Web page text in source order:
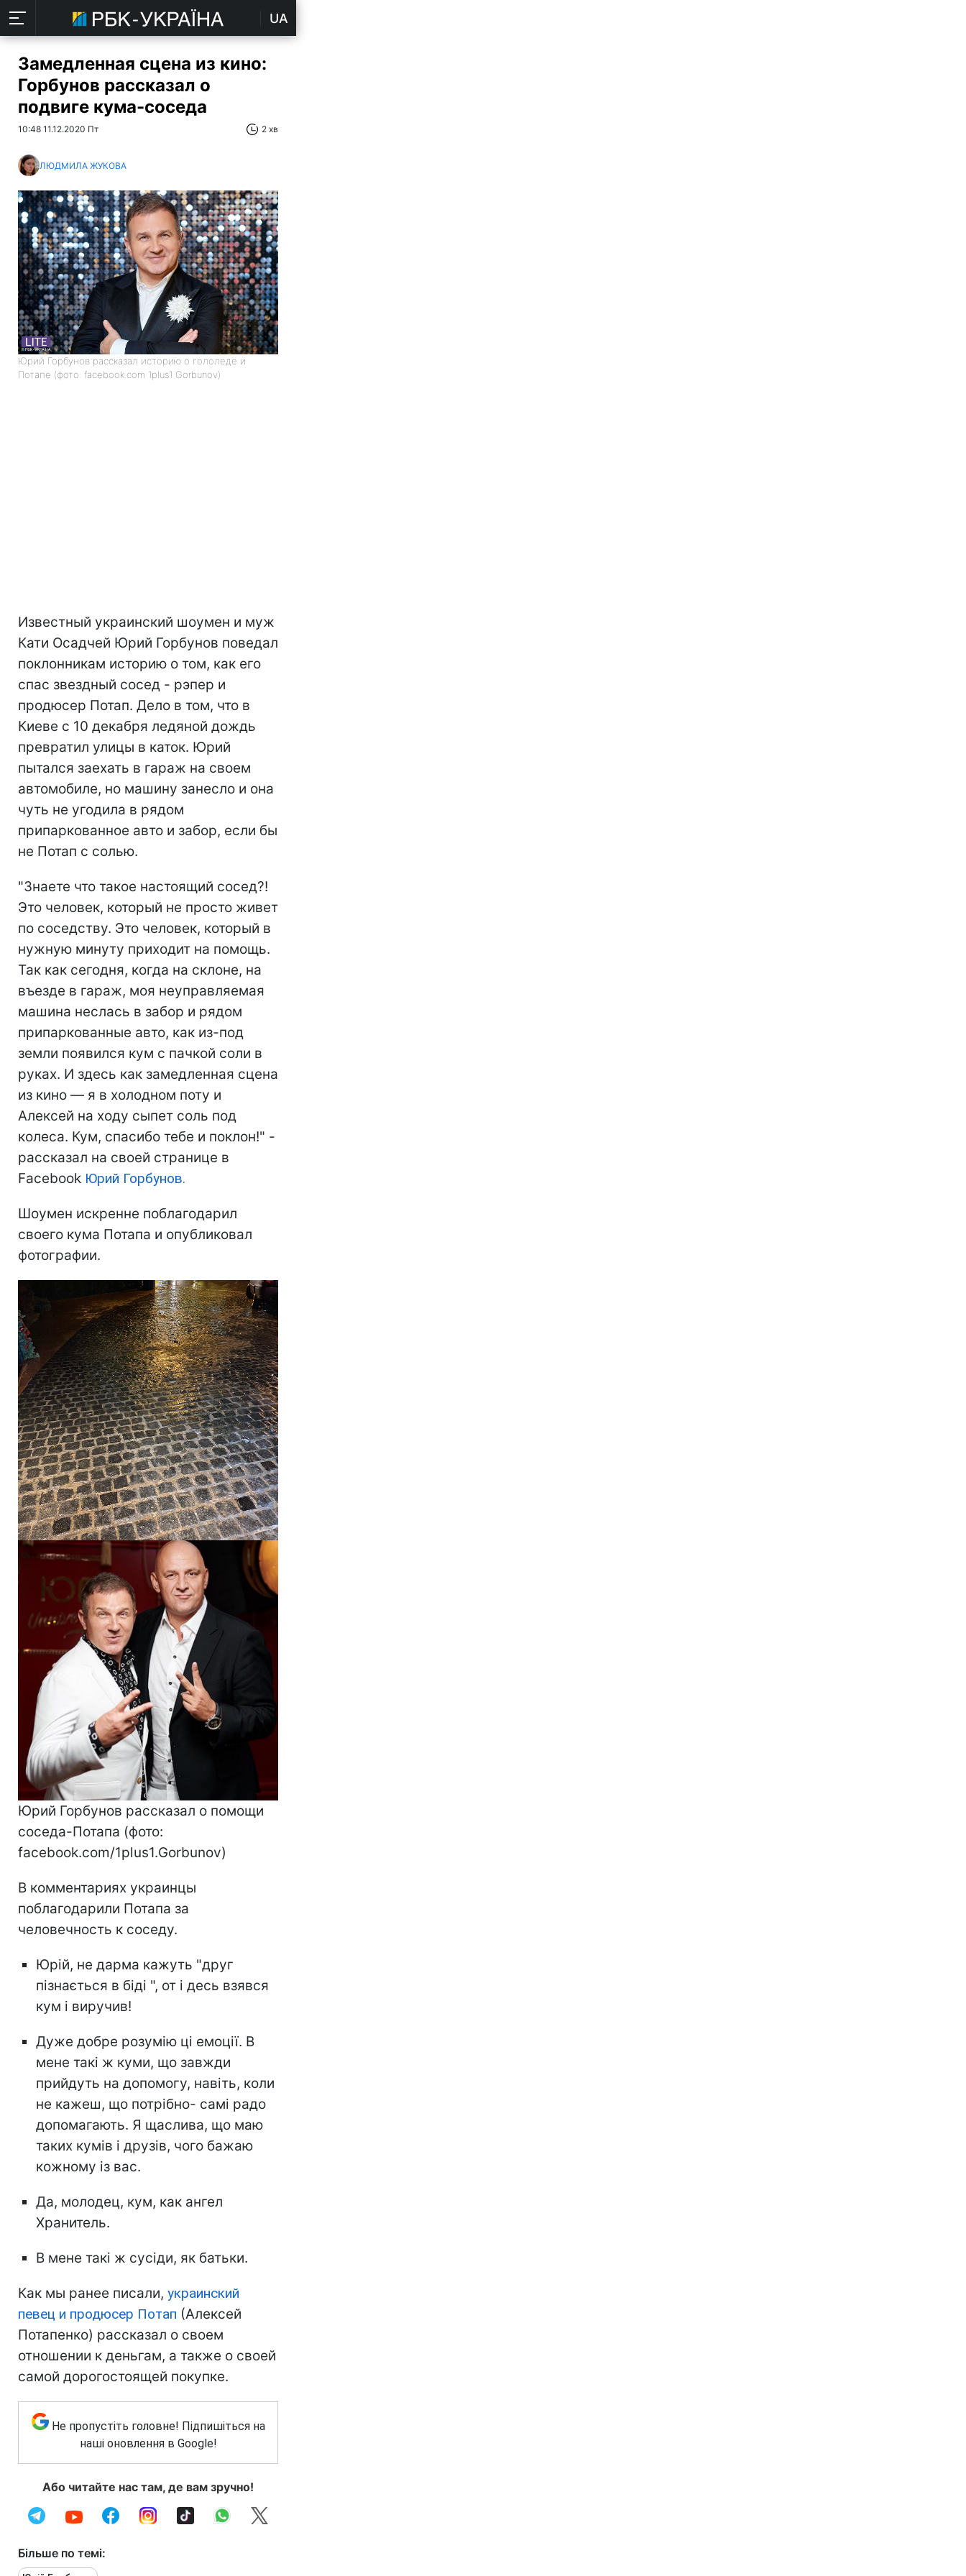
UA
Замедленная сцена из кино:
Горбунов рассказал о
подвиге кума-соседа
10:48 11.12.2020 Пт 2 хв
ЛЮДМИЛА ЖУКОВА
Юрий Горбунов рассказал историю о гололеде и
Потапе (фото: facebook.com 1plus1 Gorbunov)
Известный украинский шоумен и муж
Кати Осадчей Юрий Горбунов поведал
поклонникам историю о том, как его
спас звездный сосед - рэпер и
продюсер Потап. Дело в том, что в
Киеве с 10 декабря ледяной дождь
превратил улицы в каток. Юрий
пытался заехать в гараж на своем
автомобиле, но машину занесло и она
чуть не угодила в рядом
припаркованное авто и забор, если бы
не Потап с солью.
"Знаете что такое настоящий сосед?!
Это человек, который не просто живет
по соседству. Это человек, который в
нужную минуту приходит на помощь.
Так как сегодня, когда на склоне, на
въезде в гараж, моя неуправляемая
машина неслась в забор и рядом
припаркованные авто, как из-под
земли появился кум с пачкой соли в
руках. И здесь как замедленная сцена
из кино — я в холодном поту и
Алексей на ходу сыпет соль под
колеса. Кум, спасибо тебе и поклон!" -
рассказал на своей странице в
Facebook Юрий Горбунов.
Шоумен искренне поблагодарил
своего кума Потапа и опубликовал
фотографии.
Юрий Горбунов рассказал о помощи
соседа-Потапа (фото:
facebook.com/1plus1.Gorbunov)
В комментариях украинцы
поблагодарили Потапа за
человечность к соседу.
Юрій, не дарма кажуть "друг
пізнається в біді ", от і десь взявся
кум і виручив!
Дуже добре розумію ці емоції. В
мене такі ж куми, що завжди
прийдуть на допомогу, навіть, коли
не кажеш, що потрібно- самі радо
допомагають. Я щаслива, що маю
таких кумів і друзів, чого бажаю
кожному із вас.
Да, молодец, кум, как ангел
Хранитель.
В мене такі ж сусіди, як батьки.
Как мы ранее писали, украинский
певец и продюсер Потап (Алексей
Потапенко) рассказал о своем
отношении к деньгам, а также о своей
самой дорогостоящей покупке.
Не пропустіть головне! Підпишіться на
наші оновлення в Google!
Або читайте нас там, де вам зручно!
Більше по темі: